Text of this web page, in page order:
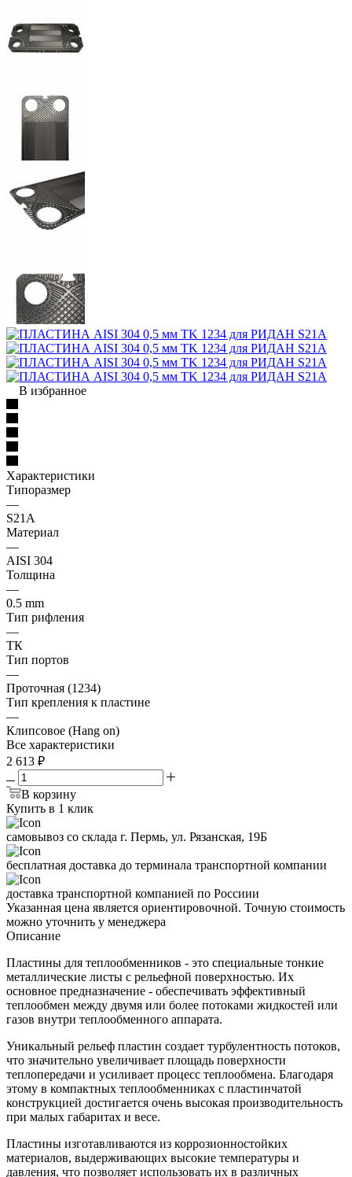
В избранное
Характеристики
Типоразмер
—
S21A
Материал
—
AISI 304
Толщина
—
0.5 mm
Тип рифления
—
ТК
Тип портов
—
Проточная (1234)
Тип крепления к пластине
—
Клипсовое (Hang on)
Все характеристики
2 613 ₽
В корзину
Купить в 1 клик
самовывоз со склада г. Пермь, ул. Рязанская, 19Б
бесплатная доставка до терминала транспортной компании
доставка транспортной компанией по Россиии
Указанная цена является ориентировочной. Точную стоимость
можно уточнить у менеджера
Описание
Пластины для теплообменников - это специальные тонкие
металлические листы с рельефной поверхностью. Их
основное предназначение - обеспечивать эффективный
теплообмен между двумя или более потоками жидкостей или
газов внутри теплообменного аппарата.
Уникальный рельеф пластин создает турбулентность потоков,
что значительно увеличивает площадь поверхности
теплопередачи и усиливает процесс теплообмена. Благодаря
этому в компактных теплообменниках с пластинчатой
конструкцией достигается очень высокая производительность
при малых габаритах и весе.
Пластины изготавливаются из коррозионностойких
материалов, выдерживающих высокие температуры и
давления, что позволяет использовать их в различных